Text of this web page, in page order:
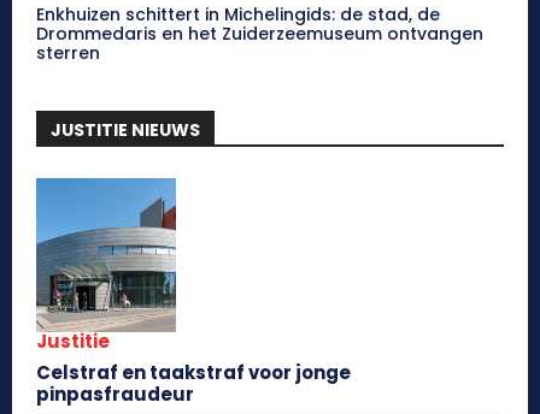
Enkhuizen schittert in Michelingids: de stad, de
Drommedaris en het Zuiderzeemuseum ontvangen
sterren
JUSTITIE NIEUWS
Justitie
Celstraf en taakstraf voor jonge
pinpasfraudeur